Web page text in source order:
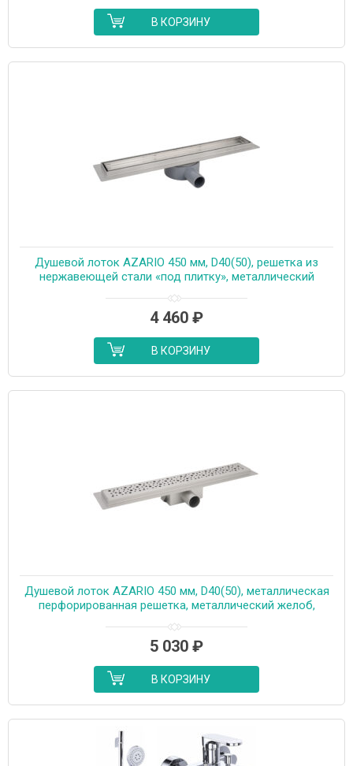
В КОРЗИНУ
Душевой лоток AZARIO 450 мм, D40(50), решетка из
нержавеющей стали «под плитку», металлический
(AZT3TILE450)
4 460 ₽
В КОРЗИНУ
Душевой лоток AZARIO 450 мм, D40(50), металлическая
перфорированная решетка, металлический желоб,
5 030 ₽
В КОРЗИНУ